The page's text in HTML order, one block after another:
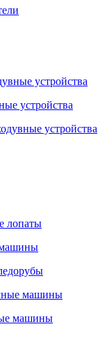
устройства
устройства
устройства
лопаты
машины
машины
машины